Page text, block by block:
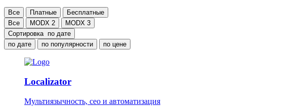
Все Платные
Бесплатные
Все
MODX 2
MODX 3
Сортировка по дате
по дате
по популярности по цене
Localizator
Мультиязычность, сео и автоматизация